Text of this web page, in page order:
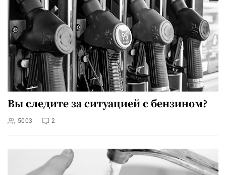
Вы следите за ситуацией с бензином?
5003 2